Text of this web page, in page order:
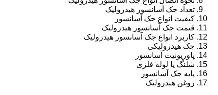
تعداد جک آسانسور هیدرولیک
کیفیت انواع جک آسانسور
قیمت جک آسانسور هیدرولیک
کاربرد انواع جک آسانسور هیدرولیک
جک هیدرولیکی
پاوریونیت آسانسور
شلنگ یا لوله فلزی
پایه جک آسانسور
روغن هیدرولیک